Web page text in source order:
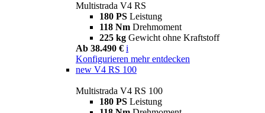
Multistrada V4 RS
180 PS Leistung
118 Nm Drehmoment
225 kg Gewicht ohne Kraftstoff
Ab 38.490 € i
Konfigurieren mehr entdecken
new V4 RS 100
Multistrada V4 RS 100
180 PS Leistung